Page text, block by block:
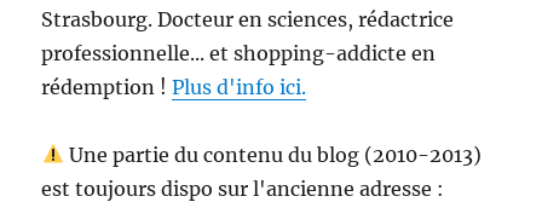
Strasbourg. Docteur en sciences, rédactrice
professionnelle... et shopping-addicte en
rédemption !Plus d'info ici.
Une partie du contenu du blog (2010-2013)
est toujours dispo sur l'ancienne adresse :